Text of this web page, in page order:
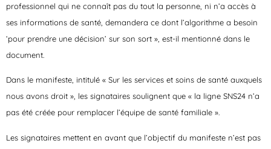
professionnel qui ne connaît pas du tout la personne, ni n’a accès à
ses informations de santé, demandera ce dont l’algorithme a besoin
‘pour prendre une décision’ sur son sort », est-il mentionné dans le
document.
Dans le manifeste, intitulé « Sur les services et soins de santé auxquels
nous avons droit », les signataires soulignent que « la ligne SNS24 n’a
pas été créée pour remplacer l’équipe de santé familiale ».
Les signataires mettent en avant que l’objectif du manifeste n’est pas